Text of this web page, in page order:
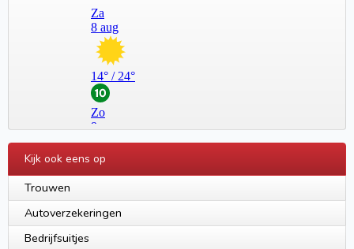
Kijk ook eens op
Trouwen
Autoverzekeringen
Bedrijfsuitjes